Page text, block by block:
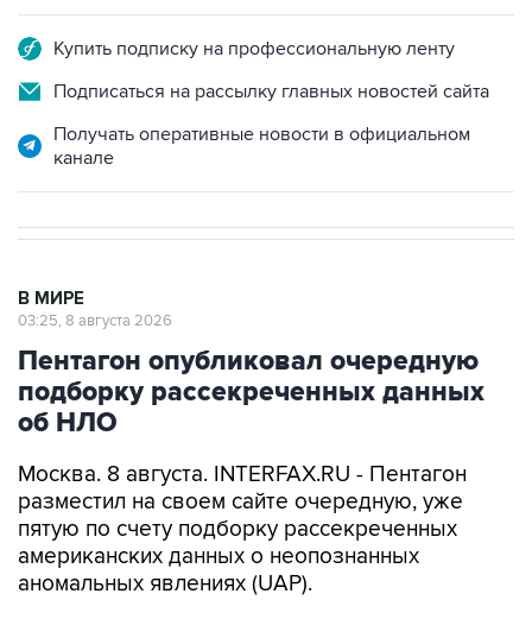
Купить подписку на профессиональную ленту
Подписаться на рассылку главных новостей сайта
Получать оперативные новости в официальном
канале
В МИРЕ
03:25, 8 августа 2026
Пентагон опубликовал очередную
подборку рассекреченных данных
об НЛО
Москва. 8 августа. INTERFAX.RU - Пентагон
разместил на своем сайте очередную, уже
пятую по счету подборку рассекреченных
американских данных о неопознанных
аномальных явлениях (UAP).